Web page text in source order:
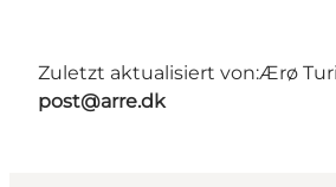
Zuletzt aktualisiert von:Ærø
post@arre.dk